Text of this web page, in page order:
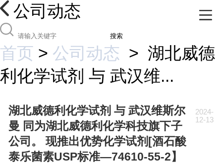
公司动态
搜索
首页 > 公司动态 > 湖北威德
利化学试剂 与 武汉维...
湖北威德利化学试剂 与 武汉维斯尔
曼 同为湖北威德利化学科技旗下子
公司。 现推出优势化学试剂[酒石酸
泰乐菌素USP标准—74610-55-2】
2024-
12-13